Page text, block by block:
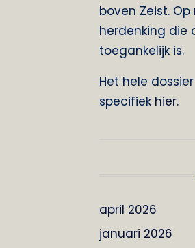
boven Zeist.
herdenking die
toegankelijk is.
Het hele
specifiek hier.
april 2026
januari 2026